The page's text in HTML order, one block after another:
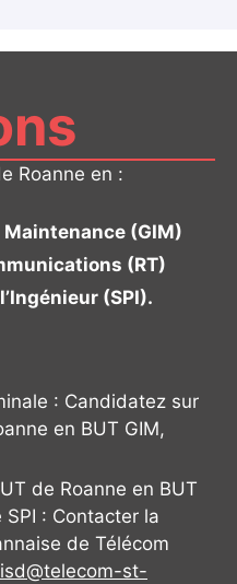
Roanne en :
(GIM)
(RT)
(SPI).
: Candidatez sur
en BUT GIM,
de Roanne en BUT
SPI : Contacter la
de Télécom
st-